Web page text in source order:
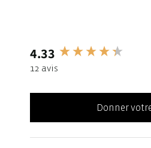
4.33
12 avis
Donner
New content loaded